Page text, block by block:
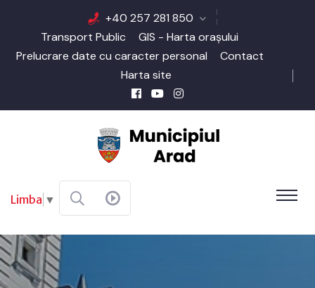
+40 257 281 850
Transport Public
GIS - Harta orașului
Prelucrare date cu caracter personal
Contact
Harta site
Limba ▼